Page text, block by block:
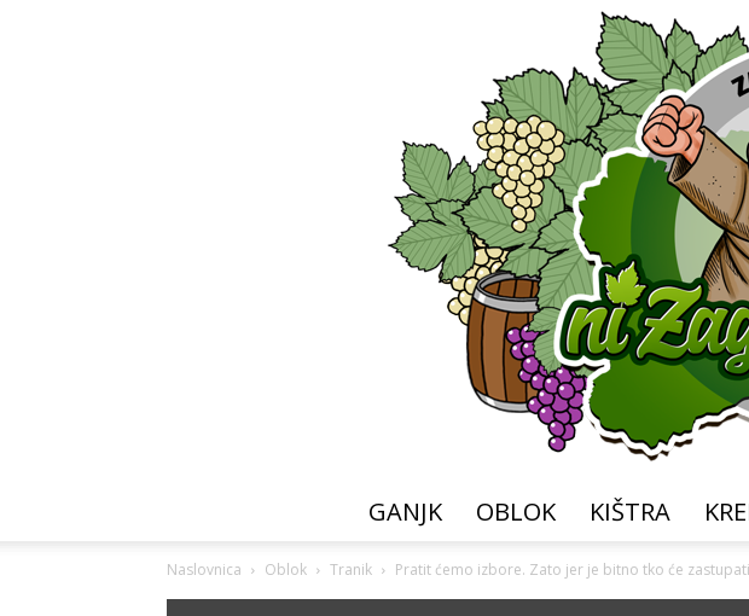
GANJK OBLOK KIŠTRA
Naslovnica Oblok Tranik Pratit ćemo izbore. Zato jer je bitno tko će